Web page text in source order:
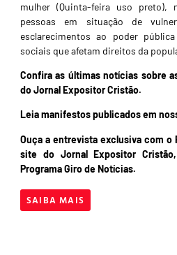
mulher (Quinta-feira uso preto),
pessoas em situação de
esclarecimentos ao poder
sociais que afetam direitos da
Confira as últimas notícias sobre
do Jornal Expositor Cristão.
Leia manifestos publicados em
Ouça a entrevista exclusiva com o
site do Jornal Expositor
Programa Giro de Notícias.
SAIBA MAIS